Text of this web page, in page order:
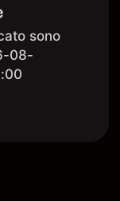
sono
08-